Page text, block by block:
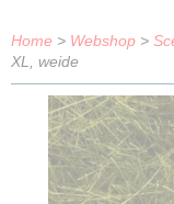
Home > Webshop >
XL, weide